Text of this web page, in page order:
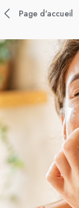
Page d'accueil